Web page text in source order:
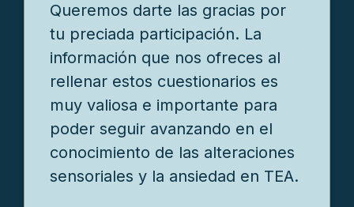
Queremos darte las gracias por
tu preciada participación. La
información que nos ofreces al
rellenar estos cuestionarios es
muy valiosa e importante para
poder seguir avanzando en el
conocimiento de las alteraciones
sensoriales y la ansiedad en TEA.